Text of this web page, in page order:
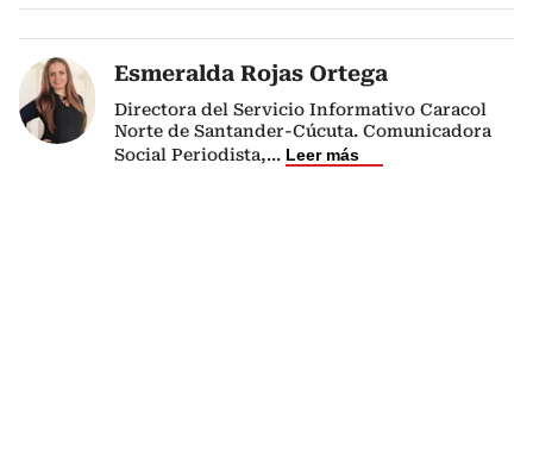
Esmeralda Rojas Ortega
Directora del Servicio Informativo Caracol
Norte de Santander-Cúcuta. Comunicadora
Social Periodista,... Leer más